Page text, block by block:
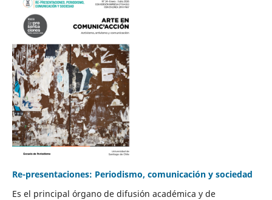
Re-presentaciones: Periodismo, comunicación y sociedad
Es el principal órgano de difusión académica y de